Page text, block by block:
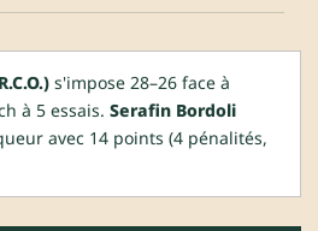
s'impose 28–26 face à
à 5 essais. Serafin Bordoli
avec 14 points (4 pénalités,